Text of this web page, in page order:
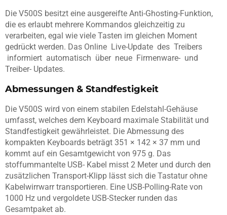
Die V500S besitzt eine ausgereifte Anti-Ghosting-Funktion,
die es erlaubt mehrere Kommandos gleichzeitig zu
verarbeiten, egal wie viele Tasten im gleichen Moment
gedrückt werden. Das Online Live-Update des Treibers
informiert automatisch über neue Firmenware- und
Treiber- Updates.
Abmessungen & Standfestigkeit
Die V500S wird von einem stabilen Edelstahl-Gehäuse
umfasst, welches dem Keyboard maximale Stabilität und
Standfestigkeit gewährleistet. Die Abmessung des
kompakten Keyboards beträgt 351 × 142 × 37 mm und
kommt auf ein Gesamtgewicht von 975 g. Das
stoffummantelte USB- Kabel misst 2 Meter und durch den
zusätzlichen Transport-Klipp lässt sich die Tastatur ohne
Kabelwirrwarr transportieren. Eine USB-Polling-Rate von
1000 Hz und vergoldete USB-Stecker runden das
Gesamtpaket ab.